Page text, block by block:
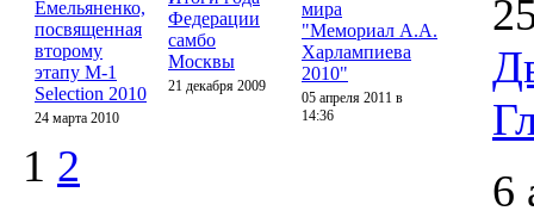
Емельяненко,
посвященная
второму
этапу M-1
Selection 2010
24 марта 2010
Федерации
самбо
Москвы
21 декабря 2009
мира
"Мемориал А.А.
Харлампиева
2010"
05 апреля 2011 в
14:36
1 2
6